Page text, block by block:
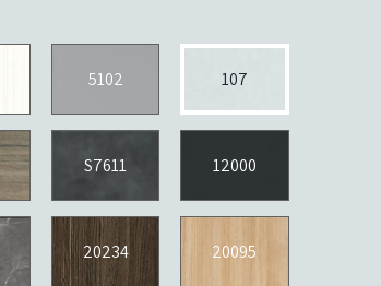
107
5102
12000
S7611
20095
20234